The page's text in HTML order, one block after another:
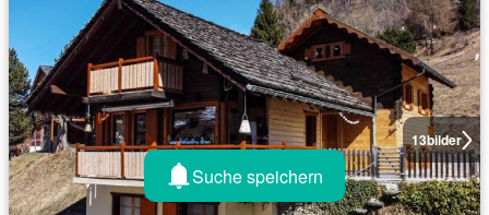
13bilder
Suche speichern